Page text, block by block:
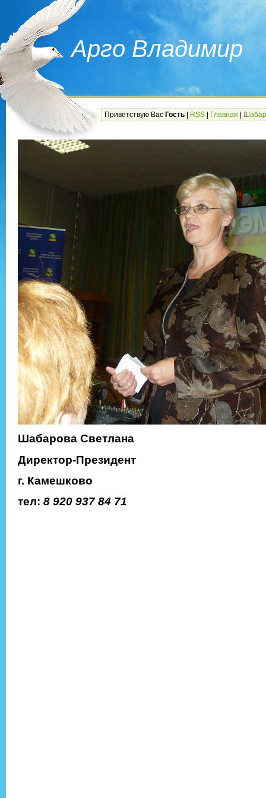
Арго Владимир
Приветствую Вас Гость RSS Главная
Шабарова Светлана
Директор-Президент
г. Камешково
тел: 8 920 937 84 71